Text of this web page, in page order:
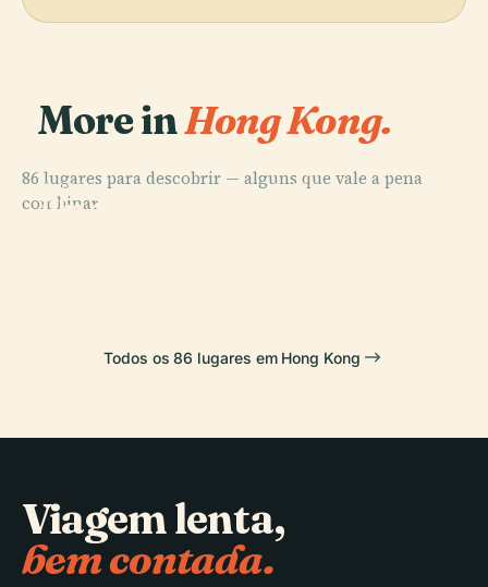
More inHong Kong.
86 lugares para descobrir — alguns que vale a pena
combinar.
PLACE
Ilha de Hong
PLACE
PLACE
Todos os 86 lugares em Hong Kong
Viagem lenta,
bem contada.